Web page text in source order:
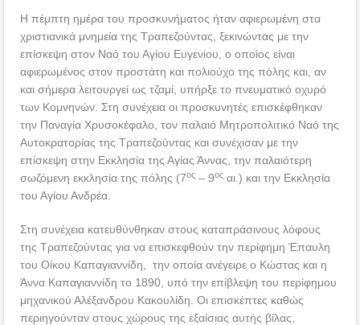
Η πέμπτη ημέρα του προσκυνήματος ήταν αφιερωμένη στα
χριστιανικά μνημεία της Τραπεζούντας, ξεκινώντας με την
επίσκεψη στον Ναό του Αγίου Ευγενίου, ο οποίος είναι
αφιερωμένος στον προστάτη και πολιούχο της πόλης και, αν
και σήμερα λειτουργεί ως τζαμί, υπήρξε το πνευματικό οχυρό
των Κομνηνών. Στη συνέχεια οι προσκυνητές επισκέφθηκαν
την Παναγία Χρυσοκέφαλο, τον παλαιό Μητροπολιτικό Ναό της
Αυτοκρατορίας της Τραπεζούντας και συνέχισαν με την
επίσκεψη στην Εκκλησία της Αγίας Άννας, την παλαιότερη
σωζόμενη εκκλησία της πόλης (7ος – 9ος αι.) και την Εκκλησία
του Αγίου Ανδρέα.
Στη συνέχεια κατευθύνθηκαν στους καταπράσινους λόφους
της Τραπεζούντας για να επισκεφθούν την περίφημη Έπαυλη
του Οίκου Καπαγιαννίδη, την οποία ανέγειρε ο Κώστας και η
Άννα Καπαγιαννίδη το 1890, υπό την επίβλεψη του περίφημου
μηχανικού Αλέξανδρου Κακουλίδη. Οι επισκέπτες καθώς
περιηγούνταν στους χώρους της εξαίσιας αυτής βίλας,